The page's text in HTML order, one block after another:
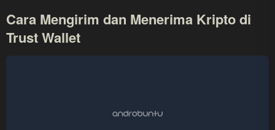
Cara Mengirim dan Menerima Kripto di
Trust Wallet